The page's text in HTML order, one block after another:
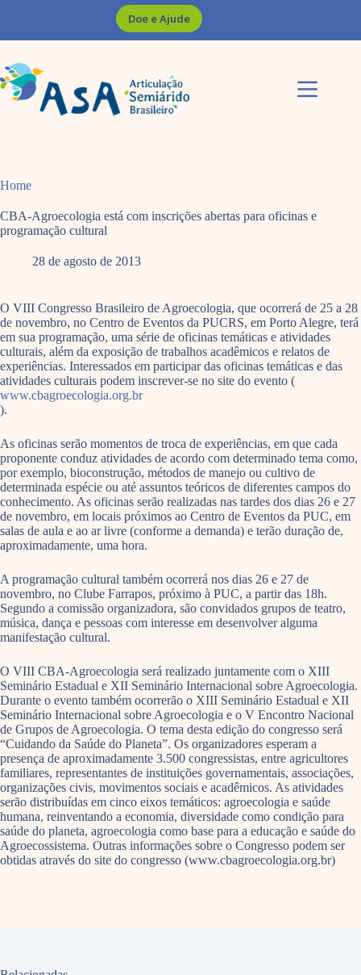
Doe e Ajude
Home
CBA-Agroecologia está com inscrições abertas para oficinas e
programação cultural
28 de agosto de 2013
O VIII Congresso Brasileiro de Agroecologia, que ocorrerá de 25 a 28
de novembro, no Centro de Eventos da PUCRS, em Porto Alegre, terá
em sua programação, uma série de oficinas temáticas e atividades
culturais, além da exposição de trabalhos acadêmicos e relatos de
experiências. Interessados em participar das oficinas temáticas e das
atividades culturais podem inscrever-se no site do evento (
www.cbagroecologia.org.br
).
As oficinas serão momentos de troca de experiências, em que cada
proponente conduz atividades de acordo com determinado tema como,
por exemplo, bioconstrução, métodos de manejo ou cultivo de
determinada espécie ou até assuntos teóricos de diferentes campos do
conhecimento. As oficinas serão realizadas nas tardes dos dias 26 e 27
de novembro, em locais próximos ao Centro de Eventos da PUC, em
salas de aula e ao ar livre (conforme a demanda) e terão duração de,
aproximadamente, uma hora.
A programação cultural também ocorrerá nos dias 26 e 27 de
novembro, no Clube Farrapos, próximo à PUC, a partir das 18h.
Segundo a comissão organizadora, são convidados grupos de teatro,
música, dança e pessoas com interesse em desenvolver alguma
manifestação cultural.
O VIII CBA-Agroecologia será realizado juntamente com o XIII
Seminário Estadual e XII Seminário Internacional sobre Agroecologia.
Durante o evento também ocorrerão o XIII Seminário Estadual e XII
Seminário Internacional sobre Agroecologia e o V Encontro Nacional
de Grupos de Agroecologia. O tema desta edição do congresso será
“Cuidando da Saúde do Planeta”. Os organizadores esperam a
presença de aproximadamente 3.500 congressistas, entre agricultores
familiares, representantes de instituições governamentais, associações,
organizações civis, movimentos sociais e acadêmicos. As atividades
serão distribuídas em cinco eixos temáticos: agroecologia e saúde
humana, reinventando a economia, diversidade como condição para
saúde do planeta, agroecologia como base para a educação e saúde do
Agroecossistema. Outras informações sobre o Congresso podem ser
obtidas através do site do congresso (www.cbagroecologia.org.br)